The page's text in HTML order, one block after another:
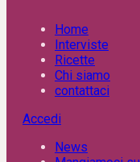
Home
Interviste
Ricette
Chi siamo
contattaci
Accedi
News